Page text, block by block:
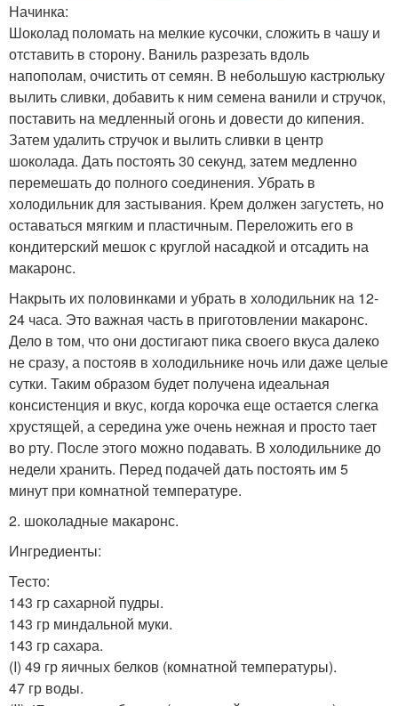
Начинка:
Шоколад поломать на мелкие кусочки, сложить в чашу и
отставить в сторону. Ваниль разрезать вдоль
напополам, очистить от семян. В небольшую кастрюльку
вылить сливки, добавить к ним семена ванили и стручок,
поставить на медленный огонь и довести до кипения.
Затем удалить стручок и вылить сливки в центр
шоколада. Дать постоять 30 секунд, затем медленно
перемешать до полного соединения. Убрать в
холодильник для застывания. Крем должен загустеть, но
оставаться мягким и пластичным. Переложить его в
кондитерский мешок с круглой насадкой и отсадить на
макаронс.
Накрыть их половинками и убрать в холодильник на 12-
24 часа. Это важная часть в приготовлении макаронс.
Дело в том, что они достигают пика своего вкуса далеко
не сразу, а постояв в холодильнике ночь или даже целые
сутки. Таким образом будет получена идеальная
консистенция и вкус, когда корочка еще остается слегка
хрустящей, а середина уже очень нежная и просто тает
во рту. После этого можно подавать. В холодильнике до
недели хранить. Перед подачей дать постоять им 5
минут при комнатной температуре.
2. шоколадные макаронс.
Ингредиенты:
Тесто:
143 гр сахарной пудры.
143 гр миндальной муки.
143 гр сахара.
(I) 49 гр яичных белков (комнатной температуры).
47 гр воды.